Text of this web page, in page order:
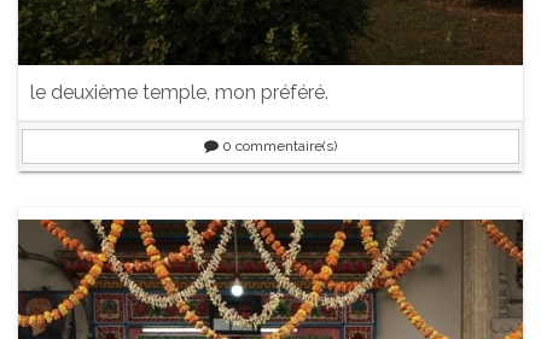
le deuxième temple, mon préféré.
0 commentaire(s)